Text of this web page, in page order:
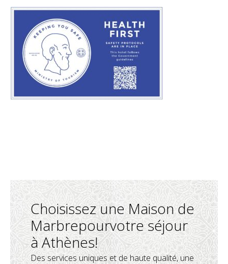
Choisissez une Maison de
Marbrepourvotre séjour
à Athènes!
Des services uniques et de haute qualité, une